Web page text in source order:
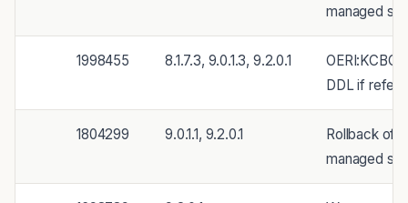
managed
1998455 8.1.7.3, 9.0.1.3, 9.2.0.1
DDL if
1804299 9.0.1.1, 9.2.0.1
Rollback of
managed